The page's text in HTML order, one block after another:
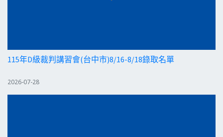
115年D級裁判講習會(台中市)8/16-8/18錄取名單
2026-07-28